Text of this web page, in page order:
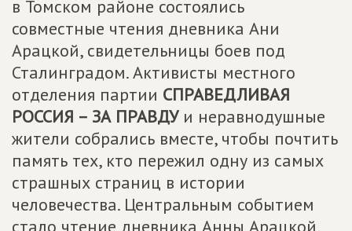
в Томском районе состоялись
совместные чтения дневника Ани
Арацкой, свидетельницы боев под
Сталинградом. Активисты местного
отделения партии СПРАВЕДЛИВАЯ
РОССИЯ – ЗА ПРАВДУи неравнодушные
жители собрались вместе, чтобы почтить
память тех, кто пережил одну из самых
страшных страниц в истории
человечества. Центральным событием
стало чтение дневника Анны Арацкой,